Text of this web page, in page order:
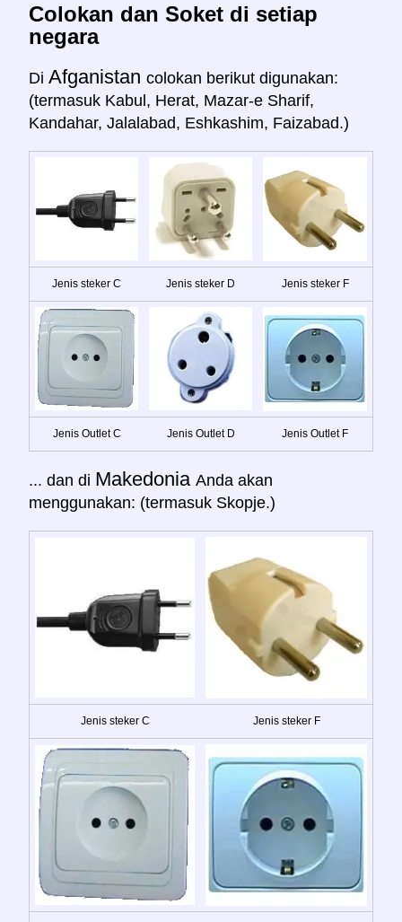
Colokan dan Soket di setiap
negara
Di Afganistan colokan berikut digunakan:
(termasuk Kabul, Herat, Mazar-e Sharif,
Kandahar, Jalalabad, Eshkashim, Faizabad.)
Jenis steker C Jenis steker D Jenis steker F
Jenis Outlet C Jenis Outlet D Jenis Outlet F
... dan di Makedonia Anda akan
menggunakan: (termasuk Skopje.)
Jenis steker C Jenis steker F